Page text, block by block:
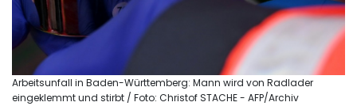
Arbeitsunfall in Baden-Württemberg: Mann wird von Radlader
eingeklemmt und stirbt / Foto: Christof STACHE - AFP/Archiv